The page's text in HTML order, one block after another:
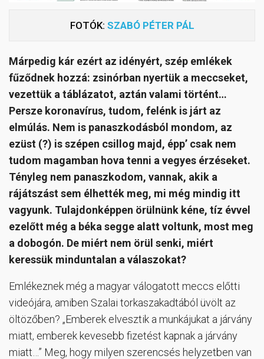
FOTÓK: SZABÓ PÉTER PÁL
Márpedig kár ezért az idényért, szép emlékek
fűződnek hozzá: zsinórban nyertük a meccseket,
vezettük a táblázatot, aztán valami történt…
Persze koronavírus, tudom, felénk is járt az
elmúlás. Nem is panaszkodásból mondom, az
ezüst (?) is szépen csillog majd, épp’ csak nem
tudom magamban hova tenni a vegyes érzéseket.
Tényleg nem panaszkodom, vannak, akik a
rájátszást sem élhették meg, mi még mindig itt
vagyunk. Tulajdonképpen örülnünk kéne, tíz évvel
ezelőtt még a béka segge alatt voltunk, most meg
a dobogón. De miért nem örül senki, miért
keressük minduntalan a válaszokat?
Emlékeznek még a magyar válogatott meccs előtti
videójára, amiben Szalai torkaszakadtából üvölt az
öltözőben? „Emberek elvesztik a munkájukat a járvány
miatt, emberek kevesebb fizetést kapnak a járvány
miatt…” Meg, hogy milyen szerencsés helyzetben van